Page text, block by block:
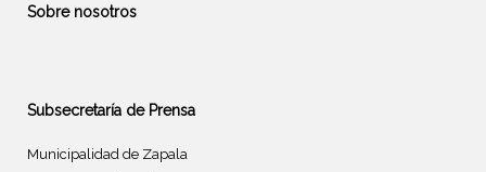
Sobre nosotros
Subsecretaría de Prensa
Municipalidad de Zapala